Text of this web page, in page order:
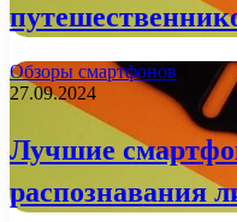
Обзоры смартфонов
27.09.2024
Лучшие
распознавания